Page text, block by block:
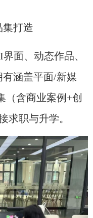
集打造
面、动态作品、
涵盖平面/新媒
（含商业案例+创
求职与升学。